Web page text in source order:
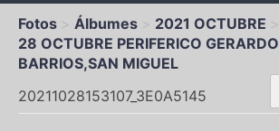
Fotos Álbumes
2021 OCTUBRE
28 OCTUBRE PERIFERICO GERARDO
BARRIOS,SAN MIGUEL
20211028153107_3E0A5145